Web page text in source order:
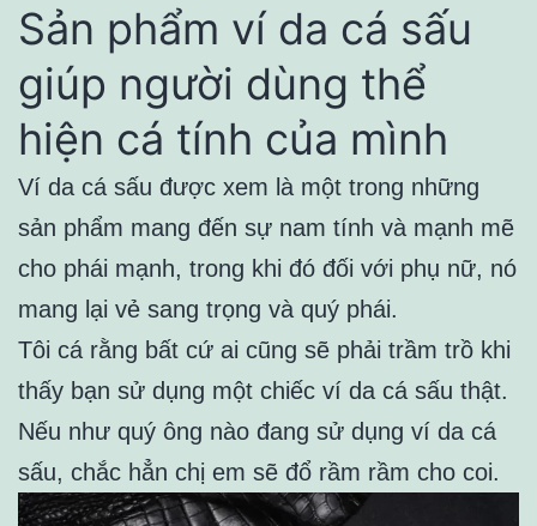
Sản phẩm ví da cá sấu
giúp người dùng thể
hiện cá tính của mình
Ví da cá sấu được xem là một trong những
sản phẩm mang đến sự nam tính và mạnh mẽ
cho phái mạnh, trong khi đó đối với phụ nữ, nó
mang lại vẻ sang trọng và quý phái.
Tôi cá rằng bất cứ ai cũng sẽ phải trầm trồ khi
thấy bạn sử dụng một chiếc ví da cá sấu thật.
Nếu như quý ông nào đang sử dụng ví da cá
sấu, chắc hẳn chị em sẽ đổ rầm rầm cho coi.